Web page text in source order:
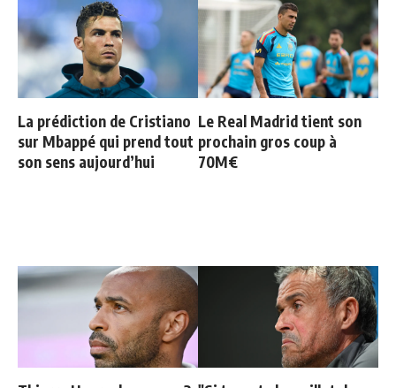
La prédiction de Cristiano
sur Mbappé qui prend tout
son sens aujourd’hui
Le Real Madrid tient son
prochain gros coup à
70M€